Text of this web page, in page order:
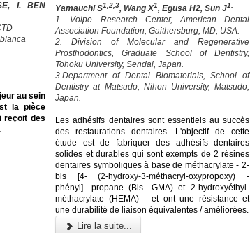
I. BEN
au sein
la pièce
reçoit des
Yamauchi S1,2,3, Wang X1, Egusa H2, Sun J1.
1. Volpe Research Center, American Dental
Association Foundation, Gaithersburg, MD, USA.
2. Division of Molecular and Regenerative
Prosthodontics, Graduate School of Dentistry,
Tohoku University, Sendai, Japan.
3.Department of Dental Biomaterials, School of
Dentistry at Matsudo, Nihon University, Matsudo,
Japan.
Les adhésifs dentaires sont essentiels au succès
des restaurations dentaires. L'objectif de cette
étude est de fabriquer des adhésifs dentaires
solides et durables qui sont exempts de 2 résines
dentaires symboliques à base de méthacrylate - 2-
bis [4- (2-hydroxy-3-méthacryl-oxypropoxy) -
phényl] -propane (Bis- GMA) et 2-hydroxyéthyl-
méthacrylate (HEMA) —et ont une résistance et
une durabilité de liaison équivalentes / améliorées.
Lire la suite...